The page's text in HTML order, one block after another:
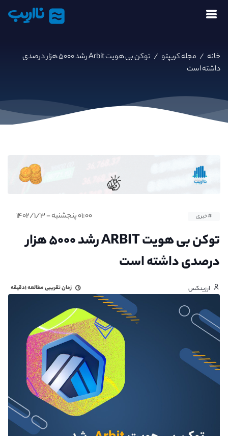
نااریب
خانه / مجله کریپتو /
توکن بی هویت Arbit رشد ۵۰۰۰ هزار درصدی
داشته است
#خبری ۰۱:۰۰ پنجشنبه - ۱۴۰۲/۱/۳
توکن بی هویت ARBIT رشد ۵۰۰۰ هزار
درصدی داشته است
ارزینکس زمان تقریبی مطالعه۱دقیقه